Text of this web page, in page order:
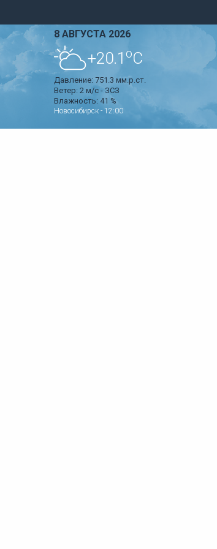
8 АВГУСТА 2026
+20.1 oC
Давление: 751.3 мм.р.ст.
Ветер: 2 м/с - ЗСЗ
Влажность: 41 %
Новосибирск - 12:00